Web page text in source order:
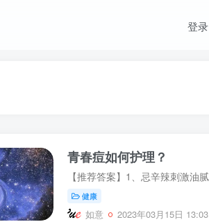
登录
青春痘如何护理？
健康
如意 2023年03月15日 13:03